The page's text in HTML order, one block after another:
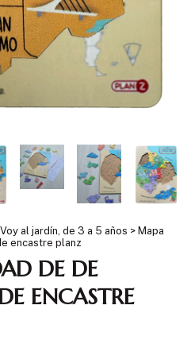
Voy al jardín, de 3 a 5 años > Mapa
encastre planz
DE DE
ENCASTRE